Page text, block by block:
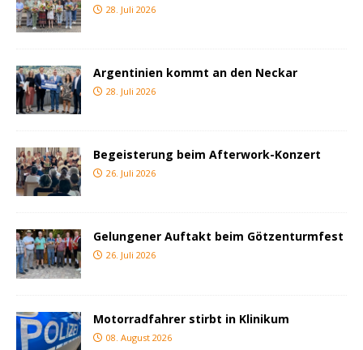
28. Juli 2026
Argentinien kommt an den Neckar
28. Juli 2026
Begeisterung beim Afterwork-Konzert
26. Juli 2026
Gelungener Auftakt beim Götzenturmfest
26. Juli 2026
Motorradfahrer stirbt in Klinikum
08. August 2026